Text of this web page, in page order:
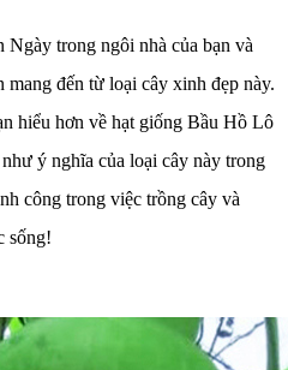
trong ngôi nhà của bạn và
đến từ loại cây xinh đẹp này.
hiểu hơn về hạt giống Bầu Hồ Lô
ý nghĩa của loại cây này trong
công trong việc trồng cây và
sống!